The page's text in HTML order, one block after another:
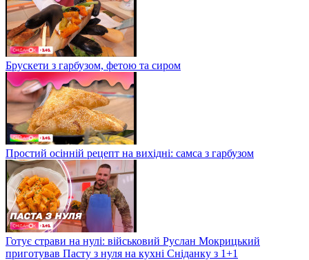
Брускети з гарбузом, фетою та сиром
Простий осінній рецепт на вихідні: самса з гарбузом
Готує страви на нулі: військовий Руслан Мокрицький
приготував Пасту з нуля на кухні Сніданку з 1+1